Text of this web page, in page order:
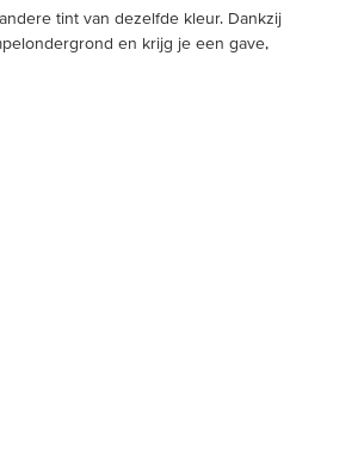
tint van dezelfde kleur. Dankzij
en krijg je een gave,